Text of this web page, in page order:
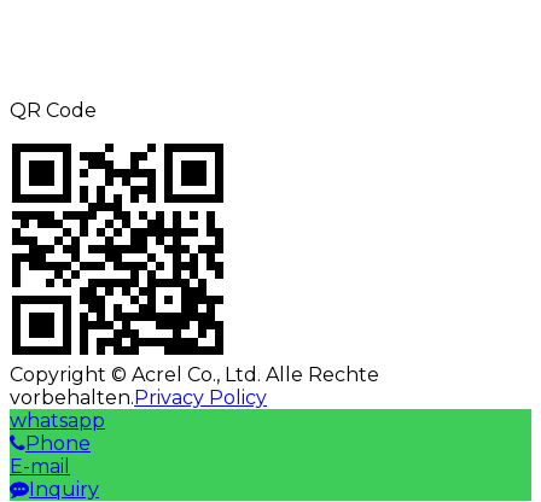
QR Code
Copyright © Acrel Co., Ltd. Alle Rechte
vorbehalten.Privacy Policy
whatsapp
Phone
E-mail
Inquiry